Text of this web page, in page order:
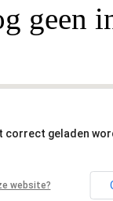
geen
correct geladen
website?